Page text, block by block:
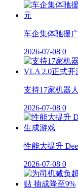
车企集体驰援
2026-07-08 0
支持17家机器
2026-07-08 0
性能大提升
2026-07-08 0